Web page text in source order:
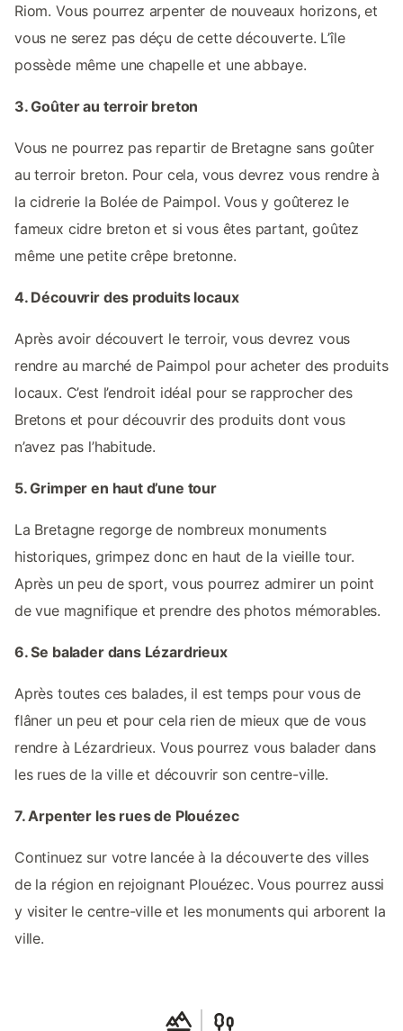
Riom. Vous pourrez arpenter de nouveaux horizons, et
vous ne serez pas déçu de cette découverte. L’île
possède même une chapelle et une abbaye.
3. Goûter au terroir breton
Vous ne pourrez pas repartir de Bretagne sans goûter
au terroir breton. Pour cela, vous devrez vous rendre à
la cidrerie la Bolée de Paimpol. Vous y goûterez le
fameux cidre breton et si vous êtes partant, goûtez
même une petite crêpe bretonne.
4. Découvrir des produits locaux
Après avoir découvert le terroir, vous devrez vous
rendre au marché de Paimpol pour acheter des produits
locaux. C’est l’endroit idéal pour se rapprocher des
Bretons et pour découvrir des produits dont vous
n’avez pas l’habitude.
5. Grimper en haut d’une tour
La Bretagne regorge de nombreux monuments
historiques, grimpez donc en haut de la vieille tour.
Après un peu de sport, vous pourrez admirer un point
de vue magnifique et prendre des photos mémorables.
6. Se balader dans Lézardrieux
Après toutes ces balades, il est temps pour vous de
flâner un peu et pour cela rien de mieux que de vous
rendre à Lézardrieux. Vous pourrez vous balader dans
les rues de la ville et découvrir son centre-ville.
7. Arpenter les rues de Plouézec
Continuez sur votre lancée à la découverte des villes
de la région en rejoignant Plouézec. Vous pourrez aussi
y visiter le centre-ville et les monuments qui arborent la
ville.